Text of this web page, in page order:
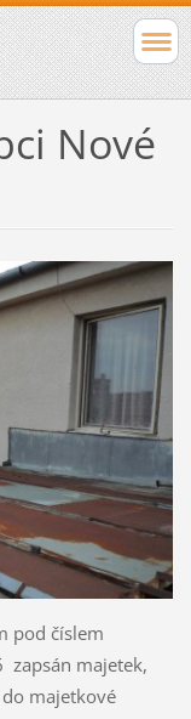
Nové
pod číslem
zapsán majetek,
majetkové